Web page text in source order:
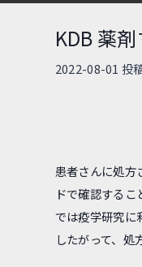
KDB 薬
投稿日:
2022-08-01 投
患者さんに処方
ドで確認する
では疫学研究に
したがって、処